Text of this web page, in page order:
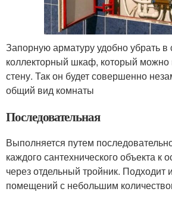
Запорную арматуру удобно убрать
коллекторный шкаф, который можно
стену. Так он будет совершенно
общий вид комнаты
Последовательная
Выполняется путем
каждого сантехнического объекта к
через отдельный тройник. Подходит
помещений с небольшим